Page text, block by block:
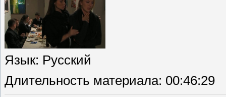
Язык: Русский
Длительность материала: 00:46:29